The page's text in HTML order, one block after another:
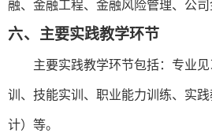
融、金融工程、金融风险管理、公司
六、 主要实践教学环节
主要实践教学环节包括：专业
训、技能实训、职业能力训练、实
计）等。